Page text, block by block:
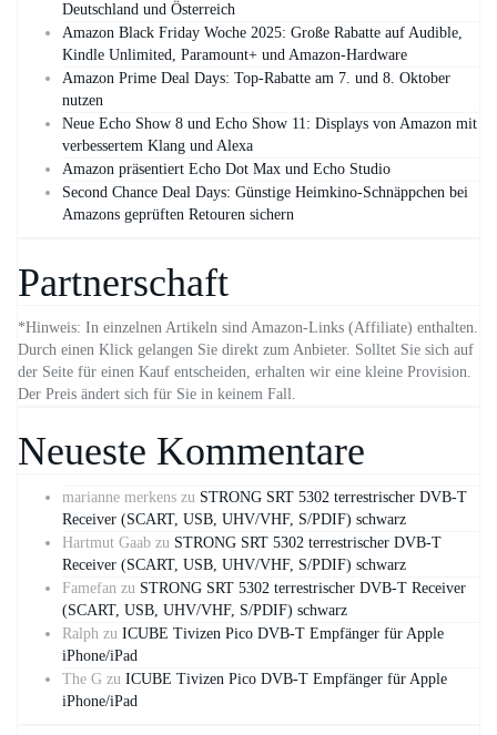
Deutschland und Österreich
Amazon Black Friday Woche 2025: Große Rabatte auf Audible,
Kindle Unlimited, Paramount+ und Amazon‑Hardware
Amazon Prime Deal Days: Top-Rabatte am 7. und 8. Oktober
nutzen
Neue Echo Show 8 und Echo Show 11: Displays von Amazon mit
verbessertem Klang und Alexa
Amazon präsentiert Echo Dot Max und Echo Studio
Second Chance Deal Days: Günstige Heimkino-Schnäppchen bei
Amazons geprüften Retouren sichern
Partnerschaft
*Hinweis: In einzelnen Artikeln sind Amazon-Links (Affiliate) enthalten.
Durch einen Klick gelangen Sie direkt zum Anbieter. Solltet Sie sich auf
der Seite für einen Kauf entscheiden, erhalten wir eine kleine Provision.
Der Preis ändert sich für Sie in keinem Fall.
Neueste Kommentare
marianne merkens zu STRONG SRT 5302 terrestrischer DVB-T
Receiver (SCART, USB, UHV/VHF, S/PDIF) schwarz
Hartmut Gaab zu STRONG SRT 5302 terrestrischer DVB-T
Receiver (SCART, USB, UHV/VHF, S/PDIF) schwarz
Famefan zu STRONG SRT 5302 terrestrischer DVB-T Receiver
(SCART, USB, UHV/VHF, S/PDIF) schwarz
Ralph zu ICUBE Tivizen Pico DVB-T Empfänger für Apple
iPhone/iPad
The G zu ICUBE Tivizen Pico DVB-T Empfänger für Apple
iPhone/iPad